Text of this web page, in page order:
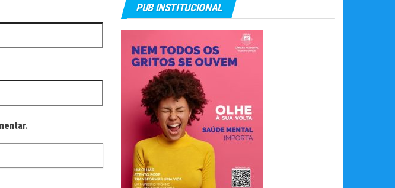
PUB INSTITUCIONAL